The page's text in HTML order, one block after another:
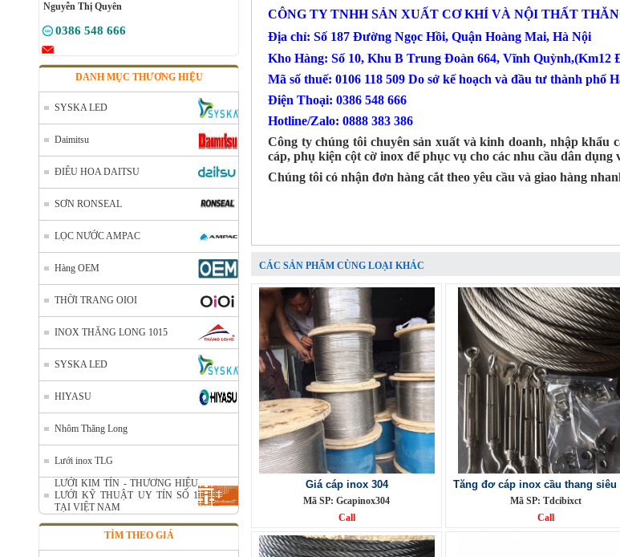
Nguyễn Thị Quyên
0386 548 666
DANH MỤC THƯƠNG HIỆU
SYSKA LED
Daimitsu
ĐIÊU HOA DAITSU
SƠN RONSEAL
LỌC NƯỚC AMPAC
Hàng OEM
THỜI TRANG OIOI
INOX THĂNG LONG 1015
SYSKA LED
HIYASU
Nhôm Thăng Long
Lưới inox TLG
LƯỚI KIM TÍN - THƯƠNG HIỆU
LƯỚI KỸ THUẬT UY TÍN SỐ 1
TẠI VIỆT NAM
TÌM THEO GIÁ
Nhôm cuộn cắt lẻ
Mã SP: AcuonceYC
CÔNG TY TNHH SẢN XUẤT CƠ KHÍ VÀ NỘI THẤT
Địa chỉ: Số 187 Đường Ngọc Hồi, Quận Hoàng Mai, Hà Nội
Kho Hàng: Số 10, Khu B Trung Đoàn 664, Vĩnh
Mã số thuế: 0106 118 509 Do sở kế hoạch và đầu tư thành phố
Điện Thoại: 0386 548 666
Hotline/Zalo: 0888 383 386
Công ty chúng tôi chuyên sản xuất và kinh doanh, nhập khẩu
cáp, phụ kiện cột cờ inox để phục vụ cho các nhu cầu dân dụng
Chúng tôi có nhận đơn hàng cắt theo yêu cầu và giao hàng
CÁC SẢN PHẨM CÙNG LOẠI KHÁC
Giá cáp inox 304
Mã SP: Gcapinox304
Call
Tăng đơ cáp inox cầu thang siêu
Mã SP: Tdcibixct
Call